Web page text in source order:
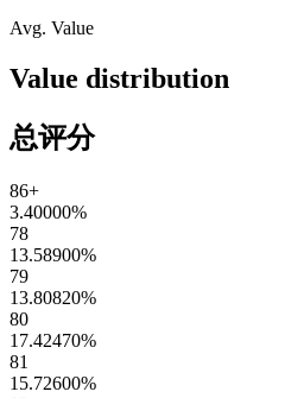
Avg. Value
Value distribution
总评分
86+
3.40000%
78
13.58900%
79
13.80820%
80
17.42470%
81
15.72600%